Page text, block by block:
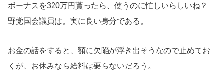
ボーナスを320万円貰ったら、使うのに忙しいらしいね？
野党国会議員は。実に良い身分である。
お金の話をすると、額に欠陥が浮き出そうなので止めてお
くが、お休みなら給料は要らないだろう。